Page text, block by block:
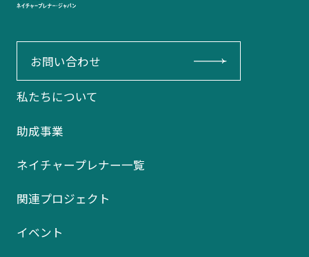
お問い合わせ
私たちについて
助成事業
ネイチャープレナー一覧
関連プロジェクト
イベント